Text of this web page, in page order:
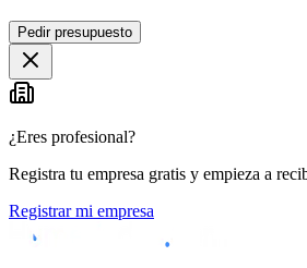
+
−
Pedir presupuesto
¿Eres profesional?
Registra tu empresa gratis y empieza a
Registrar mi empresa